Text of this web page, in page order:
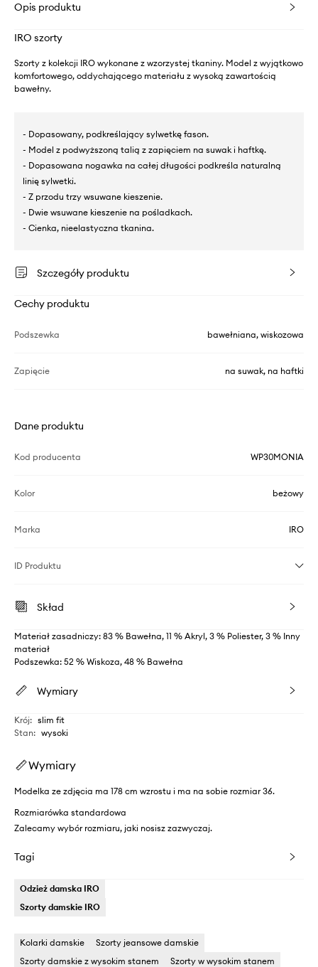
Opis produktu
IRO szorty
Szorty z kolekcji IRO wykonane z wzorzystej tkaniny. Model z wyjątkowo
komfortowego, oddychającego materiału z wysoką zawartością
bawełny.
- Dopasowany, podkreślający sylwetkę fason.
- Model z podwyższoną talią z zapięciem na suwak i haftkę.
- Dopasowana nogawka na całej długości podkreśla naturalną
linię sylwetki.
- Z przodu trzy wsuwane kieszenie.
- Dwie wsuwane kieszenie na pośladkach.
- Cienka, nieelastyczna tkanina.
Szczegóły produktu
Cechy produktu
Podszewka bawełniana, wiskozowa
Zapięcie na suwak, na haftki
Dane produktu
Kod producenta WP30MONIA
Kolor beżowy
Marka IRO
ID Produktu
Skład
Materiał zasadniczy: 83 % Bawełna, 11 % Akryl, 3 % Poliester, 3 % Inny
materiał
Podszewka: 52 % Wiskoza, 48 % Bawełna
Wymiary
Krój: slim fit
Stan: wysoki
Wymiary
Modelka ze zdjęcia ma 178 cm wzrostu i ma na sobie rozmiar 36.
Rozmiarówka standardowa
Zalecamy wybór rozmiaru, jaki nosisz zazwyczaj.
Tagi
Odzież damska IRO
Szorty damskie IRO
Kolarki damskie
Szorty jeansowe damskie
Szorty damskie z wysokim stanem
Szorty w wysokim stanem